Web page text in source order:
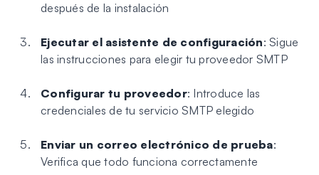
después de la instalación
Ejecutar el asistente de configuración: Sigue
las instrucciones para elegir tu proveedor SMTP
Configurar tu proveedor: Introduce las
credenciales de tu servicio SMTP elegido
Enviar un correo electrónico de prueba:
Verifica que todo funciona correctamente